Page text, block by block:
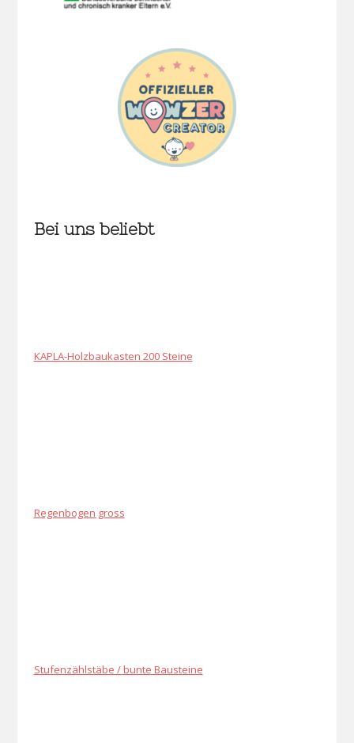
Bei uns beliebt
KAPLA-Holzbaukasten 200 Steine
Regenbogen gross
Stufenzählstäbe / bunte Bausteine